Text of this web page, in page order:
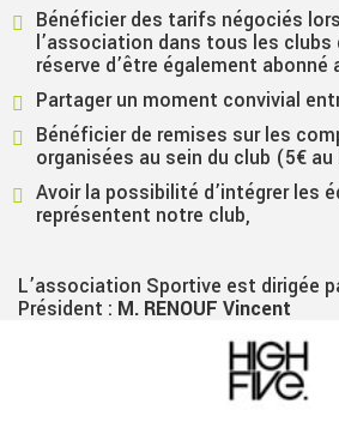
Bénéficier des tarifs négociés
l’association dans tous les clubs
réserve d’être également abonné
Partager un moment convivial
Bénéficier de remises sur les
organisées au sein du club (5€
Avoir la possibilité d’intégrer les
représentent notre club,
L’association Sportive est dirigée
Président : M. RENOUF Vincent